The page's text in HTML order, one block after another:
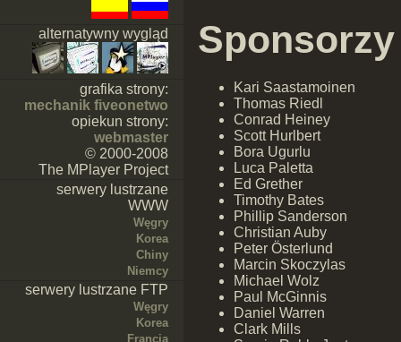
alternatywny wygląd
grafika strony:
mechanik fiveonetwo
opiekun strony:
webmaster
© 2000-2008
The MPlayer Project
serwery lustrzane
WWW
Węgry
Korea
Chiny
Niemcy
serwery lustrzane FTP
Węgry
Korea
Francja
Kari Saastamoinen
Thomas Riedl
Conrad Heiney
Scott Hurlbert
Bora Ugurlu
Luca Paletta
Ed Grether
Timothy Bates
Phillip Sanderson
Christian Auby
Peter Österlund
Marcin Skoczylas
Michael Wolz
Paul McGinnis
Daniel Warren
Clark Mills